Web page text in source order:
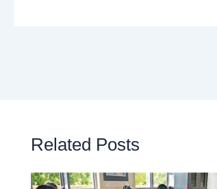
Related Posts